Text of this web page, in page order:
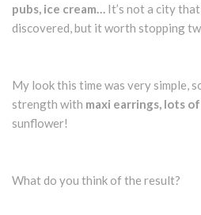
pubs, ice cream… It’s not a city
discovered, but it worth stopping
My look this time was very simple,
strength with maxi earrings, lots
sunflower!
What do you think of the result?